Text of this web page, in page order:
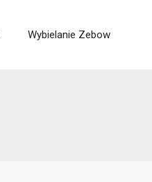
Wybielanie Zebow